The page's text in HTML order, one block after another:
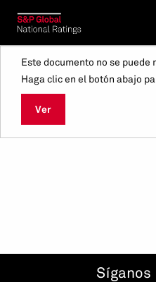
Este documento no se puede
Haga clic en el botón abajo
Ver
Síganos